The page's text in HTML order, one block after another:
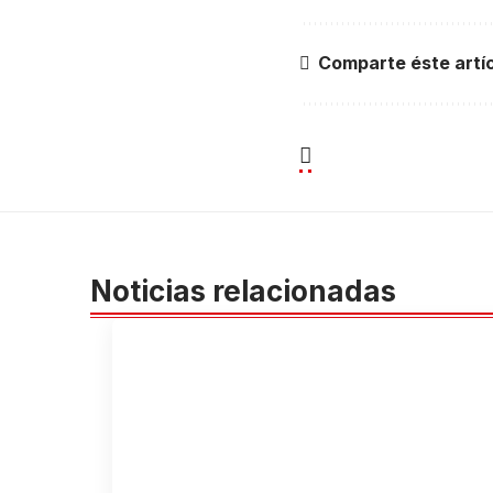
Comparte éste
Noticias relacionadas